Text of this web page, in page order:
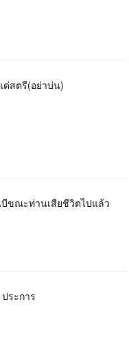
ด่สตรี(อย่าบ่น)
ขณะท่านเสียชีวิตไปแล้ว
ระการ